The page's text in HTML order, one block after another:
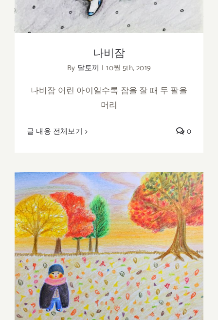
나비잠
By 달토끼 | 10월 5th, 2019
나비잠 어린 아이일수록 잠을 잘 때 두 팔을
머리
글 내용 전체보기 0
가을 펭귄